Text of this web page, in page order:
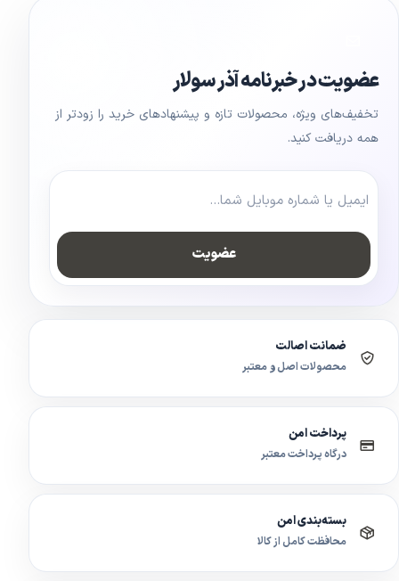
عضویت در خبرنامه آذر سولار
تخفیف‌های ویژه، محصولات تازه و پیشنهادهای خرید را زودتر از
همه دریافت کنید.
عضویت
ضمانت اصالت
محصولات اصل و معتبر
پرداخت امن
درگاه پرداخت معتبر
بسته‌بندی امن
محافظت کامل از کالا